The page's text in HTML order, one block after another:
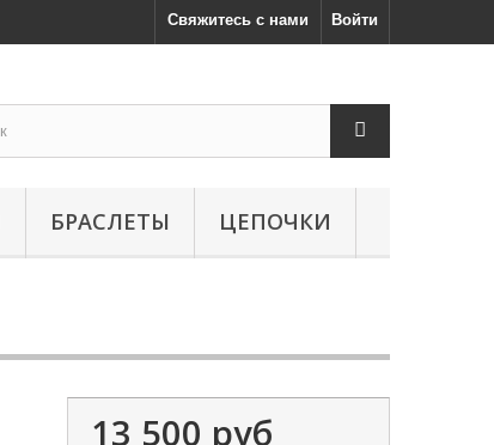
Войти
Свяжитесь с нами
БРАСЛЕТЫ ЦЕПОЧКИ
13 500 руб